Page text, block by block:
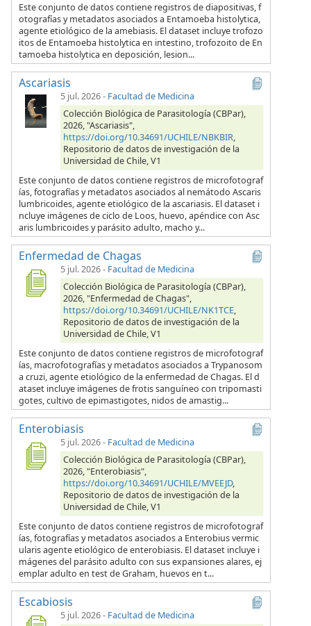
Este conjunto de datos contiene registros de diapositivas, f
otografías y metadatos asociados a Entamoeba histolytica,
agente etiológico de la amebiasis. El dataset incluye trofozo
itos de Entamoeba histolytica en intestino, trofozoito de En
tamoeba histolytica en deposición, lesion...
Ascariasis
5 jul. 2026- Facultad de Medicina
Colección Biológica de Parasitología (CBPar),
2026, "Ascariasis",
https://doi.org/10.34691/UCHILE/NBKBIR,
Repositorio de datos de investigación de la
Universidad de Chile, V1
Este conjunto de datos contiene registros de microfotograf
ías, fotografías y metadatos asociados al nemátodo Ascaris
lumbricoides, agente etiológico de la ascariasis. El dataset i
ncluye imágenes de ciclo de Loos, huevo, apéndice con Asc
aris lumbricoides y parásito adulto, macho y...
Enfermedad de Chagas
5 jul. 2026- Facultad de Medicina
Colección Biológica de Parasitología (CBPar),
2026, "Enfermedad de Chagas",
https://doi.org/10.34691/UCHILE/NK1TCE,
Repositorio de datos de investigación de la
Universidad de Chile, V1
Este conjunto de datos contiene registros de microfotograf
ías, macrofotografías y metadatos asociados a Trypanosom
a cruzi, agente etiológico de la enfermedad de Chagas. El d
ataset incluye imágenes de frotis sanguíneo con tripomasti
gotes, cultivo de epimastigotes, nidos de amastig...
Enterobiasis
5 jul. 2026- Facultad de Medicina
Colección Biológica de Parasitología (CBPar),
2026, "Enterobiasis",
https://doi.org/10.34691/UCHILE/MVEEJD,
Repositorio de datos de investigación de la
Universidad de Chile, V1
Este conjunto de datos contiene registros de microfotograf
ías, fotografías y metadatos asociados a Enterobius vermic
ularis agente etiológico de enterobiasis. El dataset incluye i
mágenes del parásito adulto con sus expansiones alares, ej
emplar adulto en test de Graham, huevos en t...
Escabiosis
5 jul. 2026- Facultad de Medicina